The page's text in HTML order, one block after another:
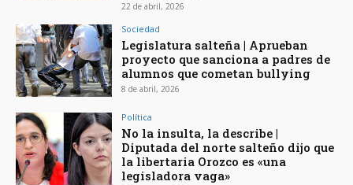
22 de abril, 2026
Sociedad
Legislatura salteña | Aprueban
proyecto que sanciona a padres de
alumnos que cometan bullying
8 de abril, 2026
Política
No la insulta, la describe |
Diputada del norte salteño dijo que
la libertaria Orozco es «una
legisladora vaga»